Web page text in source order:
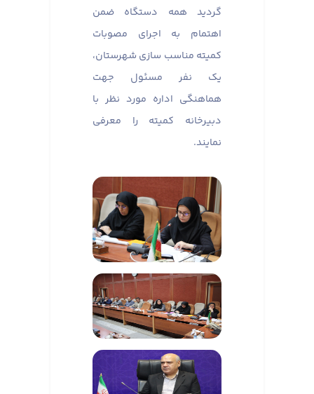
گردید همه دستگاه ضمن
اهتمام به اجرای مصوبات
کمیته مناسب سازی شهرستان،
یک نفر مسئول جهت
هماهنگی اداره مورد نظر با
دبیرخانه کمیته را معرفی
نمایند.